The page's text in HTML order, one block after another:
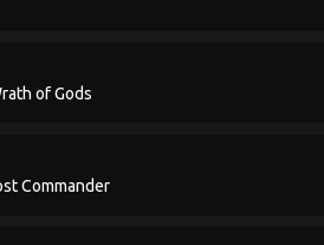
of Gods
Commander